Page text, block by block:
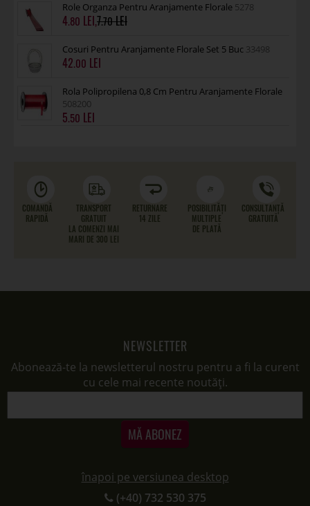
Role Organza Pentru Aranjamente Florale 5278
4.80 ,7.70
Cosuri Pentru Aranjamente Florale Set 5 Buc 33498
42.00
Rola Polipropilena 0,8 Cm Pentru Aranjamente Florale
508200
5.50
COMANDĂ
RAPIDĂ
TRANSPORT
GRATUIT
LA COMENZI MAI
MARI DE 300 LEI
RETURNARE
14 ZILE
POSIBILITĂȚI
MULTIPLE
DE PLATĂ
CONSULTANȚĂ
GRATUITĂ
NEWSLETTER
Abonează-te la newsletterul nostru pentru a fi la curent
cu cele mai recente noutăți.
MĂ ABONEZ
înapoi pe versiunea desktop
(+40) 732 530 375